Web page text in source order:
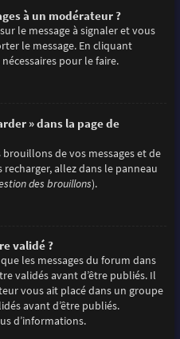
à un modérateur ?
le message à signaler et vous
le message. En cliquant
pour le faire.
» dans la page de
de vos messages et de
allez dans le panneau
des brouillons).
validé ?
les messages du forum dans
validés avant d’être publiés. Il
vous ait placé dans un groupe
avant d’être publiés.
d’informations.